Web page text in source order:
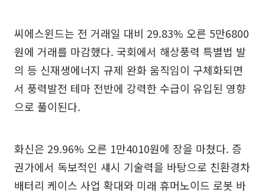
씨에스윈드는 전 거래일 대비 29.83% 오른 5만6800
원에 거래를 마감했다. 국회에서 해상풍력 특별법 발
의 등 신재생에너지 규제 완화 움직임이 구체화되면
서 풍력발전 테마 전반에 강력한 수급이 유입된 영향
으로 풀이된다.
화신은 29.96% 오른 1만4010원에 장을 마쳤다. 증
권가에서 독보적인 섀시 기술력을 바탕으로 친환경차
배터리 케이스 사업 확대와 미래 휴머노이드 로봇 바